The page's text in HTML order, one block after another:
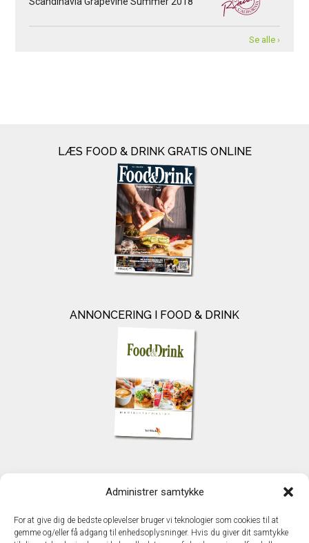
Administrer samtykke
For at give dig de bedste oplevelser bruger vi teknologier som cookies til at
gemme og/eller få adgang til enhedsoplysninger. Hvis du giver dit samtykke
Se alle ›
LÆS FOOD & DRINK GRATIS ONLINE
ANNONCERING I FOOD & DRINK
TechMedia A/S
DK – 2600 Glostrup